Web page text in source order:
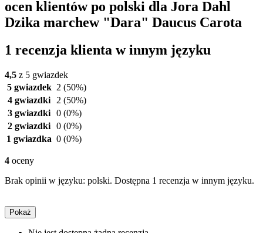
ocen klientów po polski dla Jora Dahl
Dzika marchew "Dara" Daucus Carota
1 recenzja klienta w innym języku
4,5 z 5 gwiazdek
5 gwiazdek 2 (50%)
4 gwiazdki
2 (50%)
3 gwiazdki 0 (0%)
2 gwiazdki 0 (0%)
1 gwiazdka 0 (0%)
4 oceny
Brak opinii w języku: polski. Dostępna 1 recenzja w innym języku.
Pokaż